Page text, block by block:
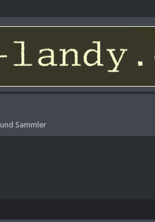
Sammler